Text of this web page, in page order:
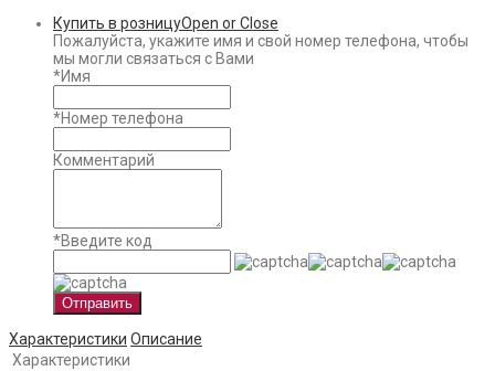
Купить в розницуOpen or Close
Пожалуйста, укажите имя и свой номер телефона, чтобы
мы могли связаться с Вами
*Имя
*Номер телефона
Комментарий
*Введите код
Отправить
Характеристики Описание
Характеристики